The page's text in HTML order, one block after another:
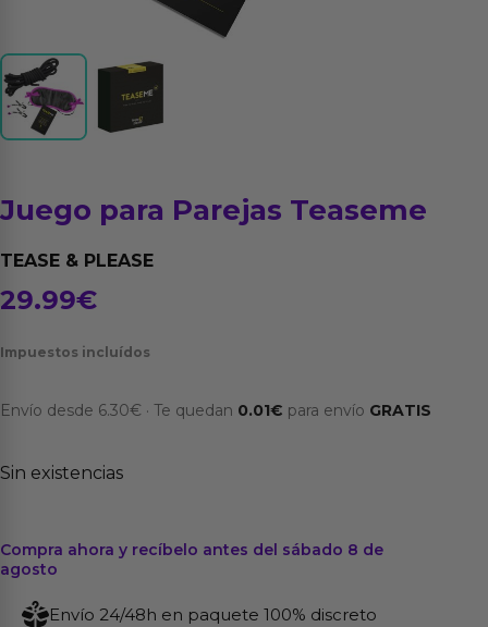
Juego para Parejas Teaseme
TEASE & PLEASE
29.99€
Impuestos incluídos
Envío desde 6.30€ · Te quedan 0.01€ para envío GRATIS
Sin existencias
Compra ahora y recíbelo antes del sábado 8 de
agosto
Envío 24/48h en paquete 100% discreto